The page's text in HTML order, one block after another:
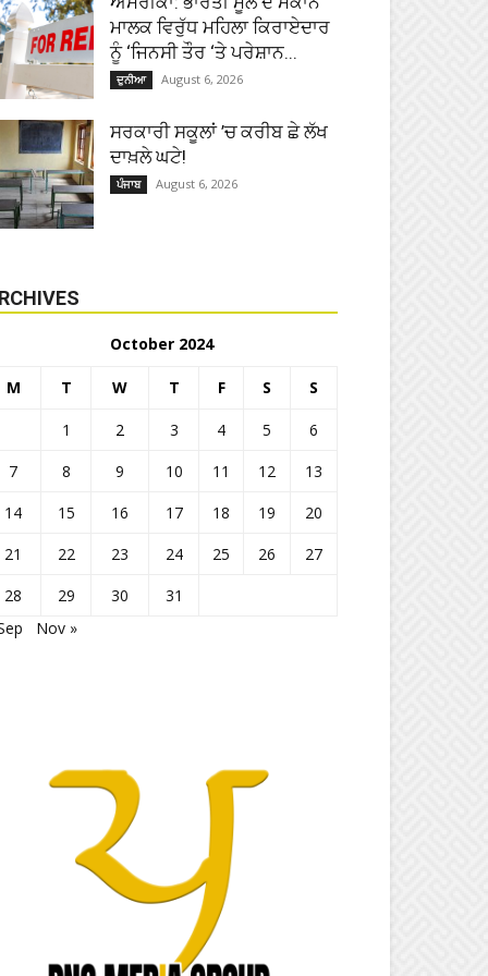
ਮਾਲਕ ਵਿਰੁੱਧ ਮਹਿਲਾ ਕਿਰਾਏਦਾਰ
ਨੂੰ ‘ਜਿਨਸੀ ਤੌਰ ‘ਤੇ ਪਰੇਸ਼ਾਨ...
ਦੁਨੀਆ August 6, 2026
ਸਰਕਾਰੀ ਸਕੂਲਾਂ ’ਚ ਕਰੀਬ ਛੇ ਲੱਖ
ਦਾਖ਼ਲੇ ਘਟੇ!
ਪੰਜਾਬ August 6, 2026
October 2024
M T W T F S S
1 2 3 4 5
6
7
8 9 10 11 12
13
14
15 16 17 18 19
20
21
22 23 24 25 26
27
28
29 30
31
Nov »